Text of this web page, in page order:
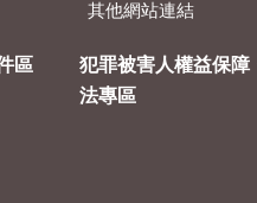
其他網站連結
區
犯罪被害人權益保障
法專區